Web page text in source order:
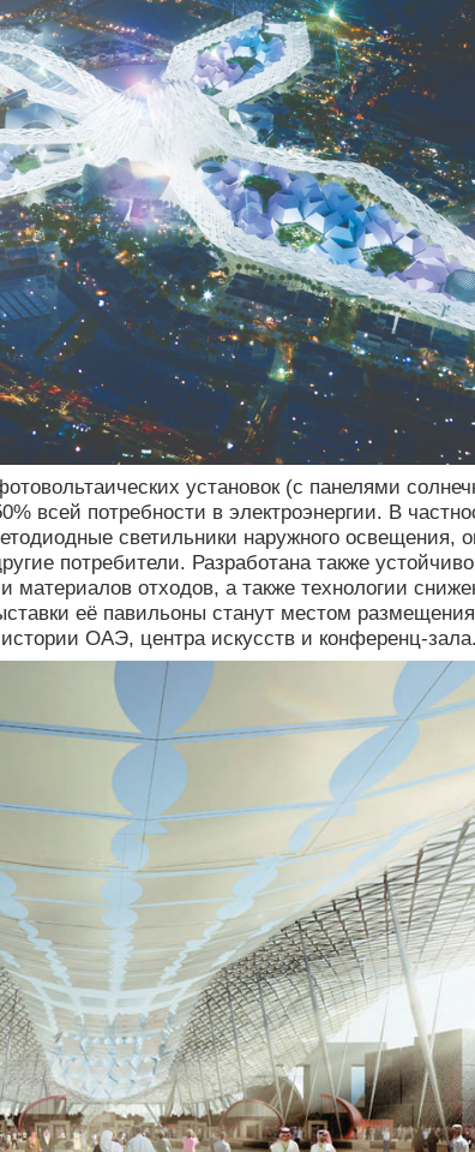
установок (с панелями
всей потребности в электроэнергии. В
светильники наружного
потребители. Разработана также
материалов отходов, а также технологии
её павильоны станут местом
ОАЭ, центра искусств и конференц-зала.